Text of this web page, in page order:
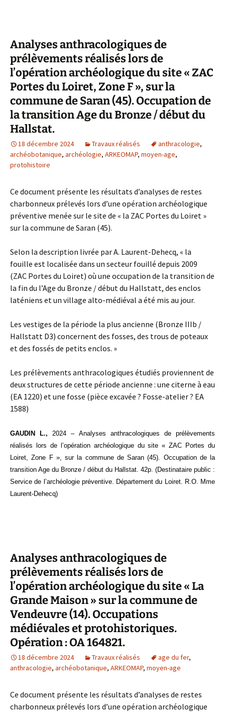
Analyses anthracologiques de
prélèvements réalisés lors de
l’opération archéologique du site « ZAC
Portes du Loiret, Zone F », sur la
commune de Saran (45). Occupation de
la transition Age du Bronze / début du
Hallstat.
18 décembre 2024 Travaux réalisés anthracologie,
archéobotanique, archéologie, ARKEOMAP, moyen-age,
protohistoire
Ce document présente les résultats d’analyses de restes
charbonneux prélevés lors d’une opération archéologique
préventive menée sur le site de « la ZAC Portes du Loiret »
sur la commune de Saran (45).
Selon la description livrée par A. Laurent-Dehecq, « la
fouille est localisée dans un secteur fouillé depuis 2009
(ZAC Portes du Loiret) où une occupation de la transition de
la fin du l’Age du Bronze / début du Hallstatt, des enclos
laténiens et un village alto-médiéval a été mis au jour.
Les vestiges de la période la plus ancienne (Bronze IIIb /
Hallstatt D3) concernent des fosses, des trous de poteaux
et des fossés de petits enclos. »
Les prélèvements anthracologiques étudiés proviennent de
deux structures de cette période ancienne : une citerne à eau
(EA 1220) et une fosse (pièce excavée ? Fosse-atelier ? EA
1588)
GAUDIN L., 2024 – Analyses anthracologiques de prélèvements
réalisés lors de l’opération archéologique du site « ZAC Portes du
Loiret, Zone F », sur la commune de Saran (45). Occupation de la
transition Age du Bronze / début du Hallstat. 42p. (Destinataire public :
Service de l’archéologie préventive. Département du Loiret. R.O. Mme
Laurent-Dehecq)
Analyses anthracologiques de
prélèvements réalisés lors de
l’opération archéologique du site « La
Grande Maison » sur la commune de
Vendeuvre (14). Occupations
médiévales et protohistoriques.
Opération : OA 164821.
18 décembre 2024 Travaux réalisés age du fer,
anthracologie, archéobotanique, ARKEOMAP, moyen-age
Ce document présente les résultats d’analyses de restes
charbonneux prélevés lors d’une opération archéologique